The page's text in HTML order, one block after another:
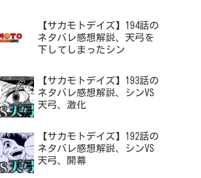
【サカモトデイズ】194話の
ネタバレ感想解説、天弓を
下してしまったシン
【サカモトデイズ】193話の
ネタバレ感想解説、シンVS
天弓、激化
【サカモトデイズ】192話の
ネタバレ感想解説、シンVS
天弓、開幕